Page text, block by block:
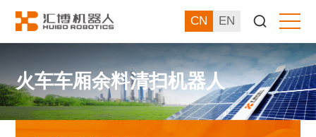
CN EN
火车车厢余料清扫机器人